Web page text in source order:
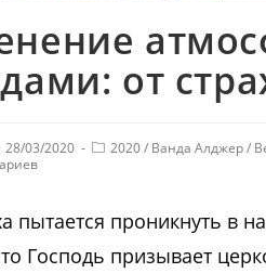
от
28/03/2020 2020/ Ванда Алджер/
пытается проникнуть в
Господь призывает